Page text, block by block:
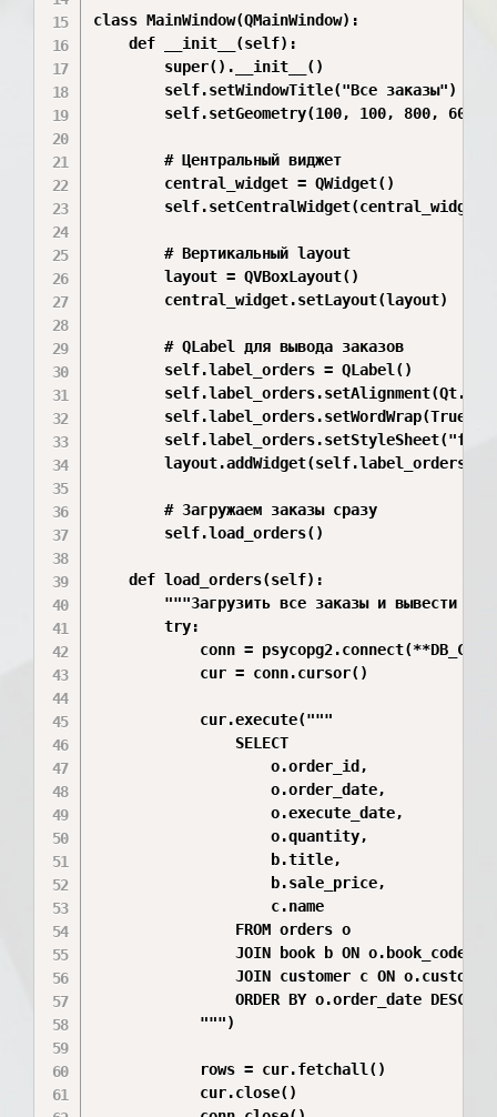
class MainWindow(QMainWindow):
    def __init__(self):
        super().__init__()
        self.setWindowTitle("Все заказы")
        self.setGeometry(100, 100, 800, 600)
        # Центральный виджет
        central_widget = QWidget()
        self.setCentralWidget(central_widget)
        # Вертикальный layout
        layout = QVBoxLayout()
        central_widget.setLayout(layout)
        # QLabel для вывода заказов
        self.label_orders = QLabel()
        self.label_orders.setWordWrap(True)
        layout.addWidget(self.label_orders)
        # Загружаем заказы сразу
        self.load_orders()
    def load_orders(self):
"""Загрузить все заказы и вывести в
        try:
conn =
            cur = conn.cursor()
            cur.execute("""
                SELECT
                    o.order_id,
                    o.order_date,
                    o.execute_date,
                    o.quantity,
                    b.title,
                    b.sale_price,
                    c.name
                FROM orders o
JOIN book b ON o.book_code =
JOIN customer c ON
                ORDER BY o.order_date DESC;
            """)
            rows = cur.fetchall()
            cur.close()